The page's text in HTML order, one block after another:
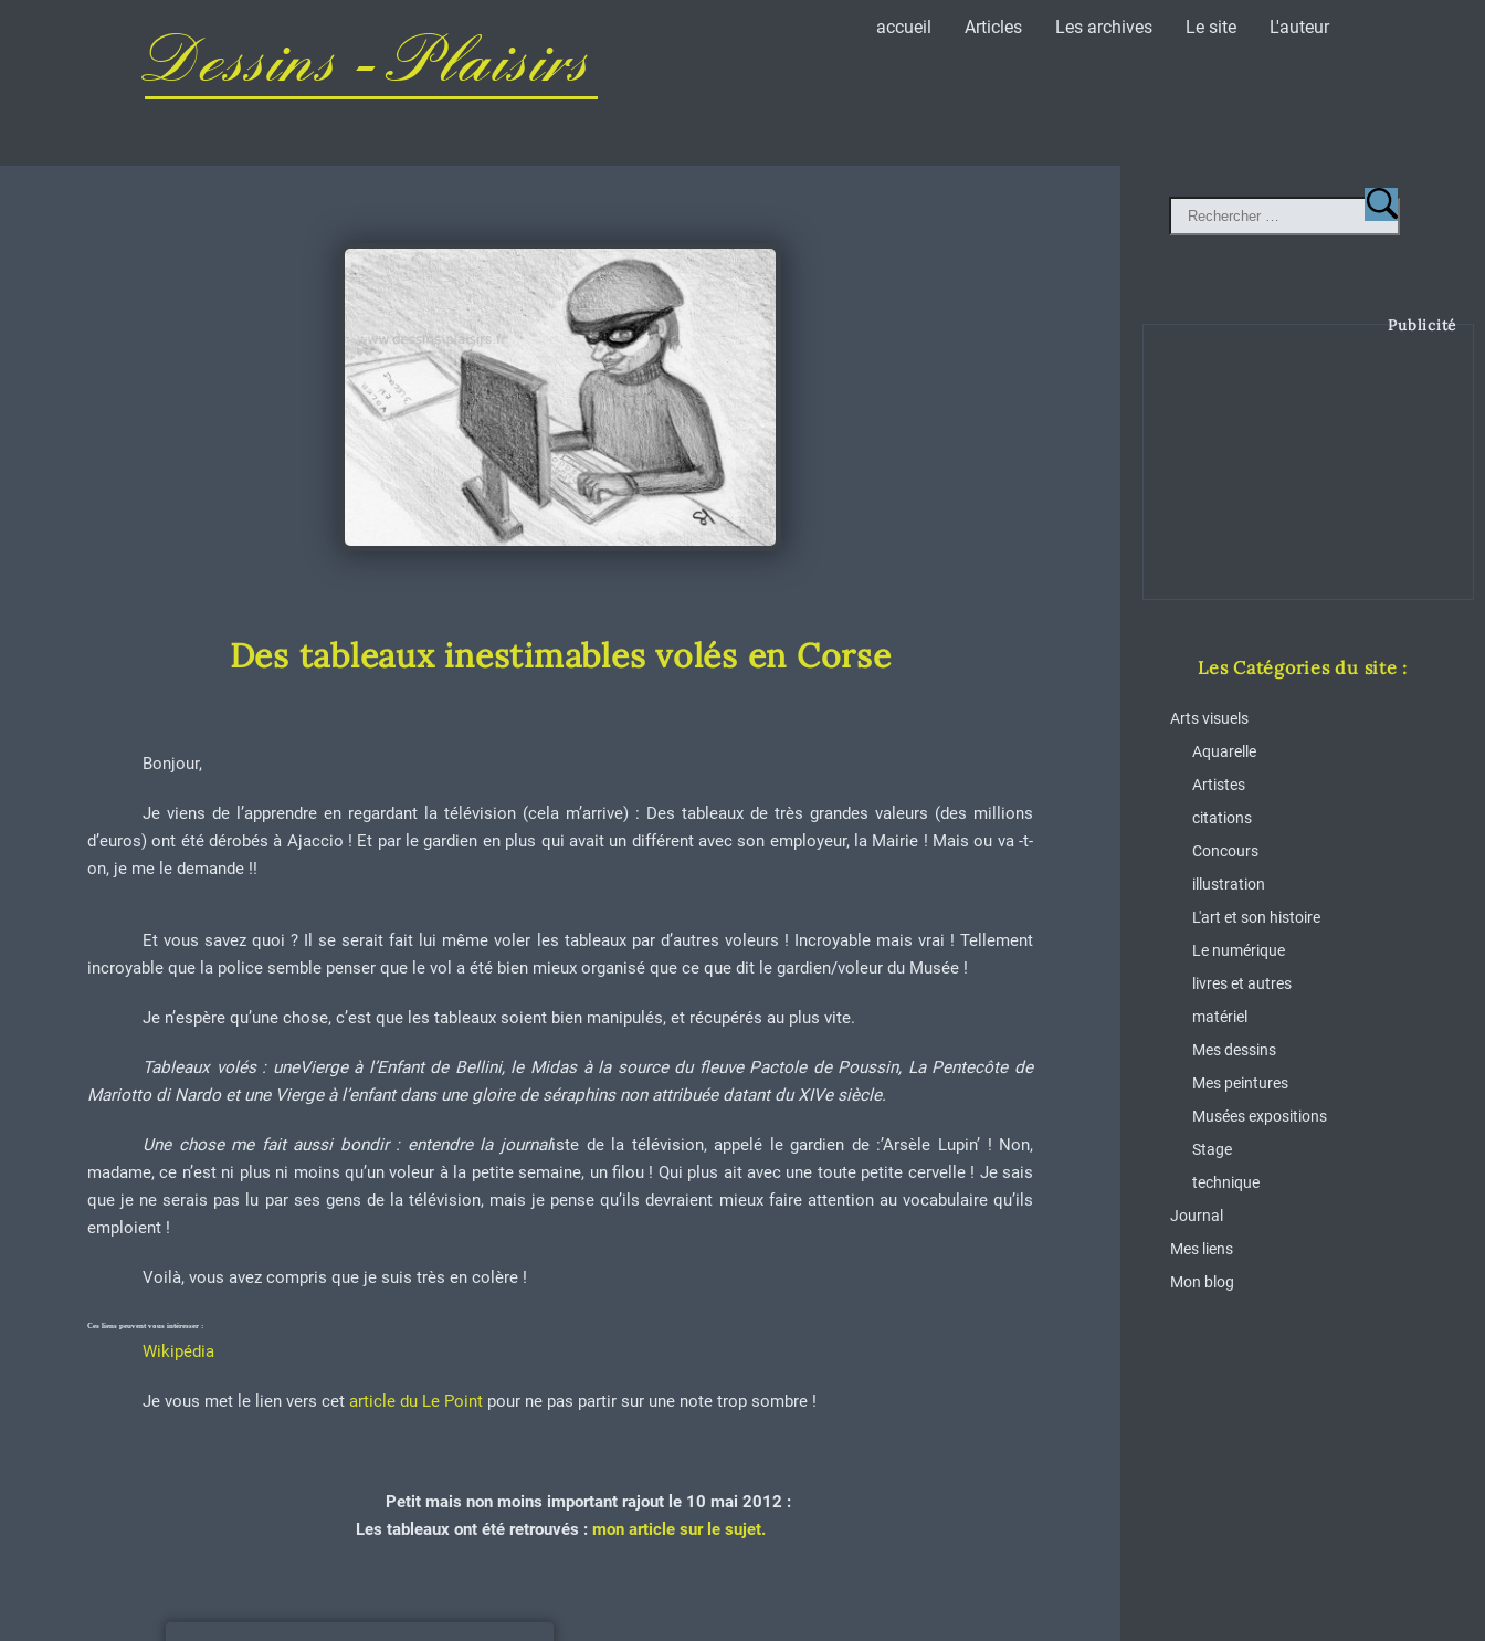
Dessins - Plaisirs
accueil Articles Les archives Le site L'auteur
Des tableaux inestimables volés en Corse
Bonjour,
Je viens de l’apprendre en regardant la télévision (cela m’arrive) : Des tableaux de très grandes valeurs (des millions
d’euros) ont été dérobés à Ajaccio ! Et par le gardien en plus qui avait un différent avec son employeur, la Mairie ! Mais ou va -t-
on, je me le demande !!
Et vous savez quoi ? Il se serait fait lui même voler les tableaux par d’autres voleurs ! Incroyable mais vrai ! Tellement
incroyable que la police semble penser que le vol a été bien mieux organisé que ce que dit le gardien/voleur du Musée !
Je n’espère qu’une chose, c’est que les tableaux soient bien manipulés, et récupérés au plus vite.
Tableaux volés : uneVierge à l’Enfant de Bellini, le Midas à la source du fleuve Pactole de Poussin, La Pentecôte de
Mariotto di Nardo et une Vierge à l’enfant dans une gloire de séraphins non attribuée datant du XIVe siècle.
Une chose me fait aussi bondir : entendre la journaliste de la télévision, appelé le gardien de :’Arsèle Lupin’ ! Non,
madame, ce n’est ni plus ni moins qu’un voleur à la petite semaine, un filou ! Qui plus ait avec une toute petite cervelle ! Je sais
que je ne serais pas lu par ses gens de la télévision, mais je pense qu’ils devraient mieux faire attention au vocabulaire qu’ils
emploient !
Voilà, vous avez compris que je suis très en colère !
Ces liens peuvent vous intéresser :
Wikipédia
Je vous met le lien vers cet article du Le Pointpour ne pas partir sur une note trop sombre !
Petit mais non moins important rajout le 10 mai 2012 :
Les tableaux ont été retrouvés : mon article sur le sujet.
Publicité
Les Catégories du site :
Arts visuels
Aquarelle
Artistes
citations
Concours
illustration
L'art et son histoire
Le numérique
livres et autres
matériel
Mes dessins
Mes peintures
Musées expositions
Stage
technique
Journal
Mes liens
Mon blog